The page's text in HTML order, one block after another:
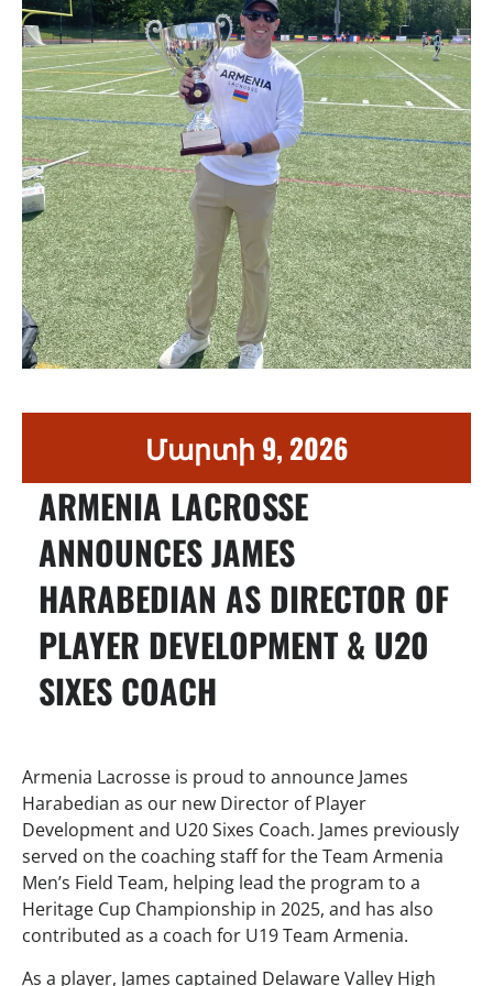
Մարտի 9, 2026
ARMENIA LACROSSE
ANNOUNCES JAMES
HARABEDIAN AS DIRECTOR OF
PLAYER DEVELOPMENT & U20
SIXES COACH
Armenia Lacrosse is proud to announce James
Harabedian as our new Director of Player
Development and U20 Sixes Coach. James previously
served on the coaching staff for the Team Armenia
Men’s Field Team, helping lead the program to a
Heritage Cup Championship in 2025, and has also
contributed as a coach for U19 Team Armenia.
As a player, James captained Delaware Valley High